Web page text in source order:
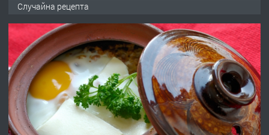
АПАРТАМЕНТ В ЦЕНТЪРА НА ГР.
ХАСКОВО
преди 4 дни
ПРЕДЛАГА Давам гараж под наем
Случайна рецепта